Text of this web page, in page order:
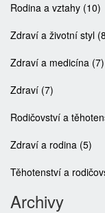
Rodina a vztahy (10)
Zdraví a životní styl
Zdraví a medicína (7)
Zdraví (7)
Rodičovství a
Zdraví a rodina (5)
Těhotenství a
Archivy